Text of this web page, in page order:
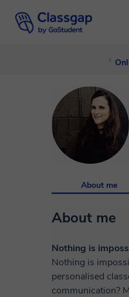
About me
About me
Nothing is
Nothing is
personalised classes! Are you ready to unlock a new world of
communication?